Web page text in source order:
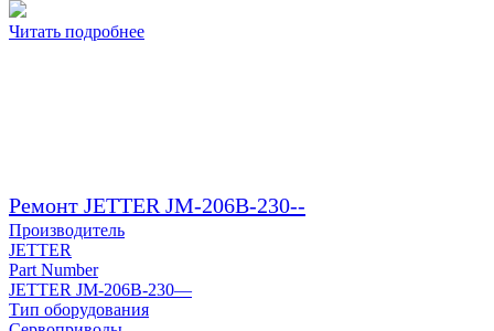
Читать подробнее
Ремонт JETTER JM-206B-230--
Производитель
JETTER
Part Number
JETTER JM-206B-230—
Тип оборудования